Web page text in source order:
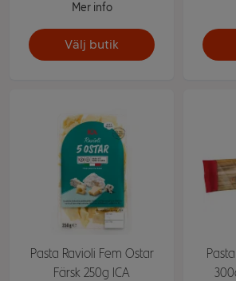
Mer info
Välj butik
Pasta Ravioli Fem Ostar
Färsk 250g ICA